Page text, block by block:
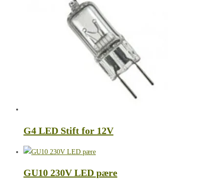
G4 LED Stift for 12V
GU10 230V LED pære